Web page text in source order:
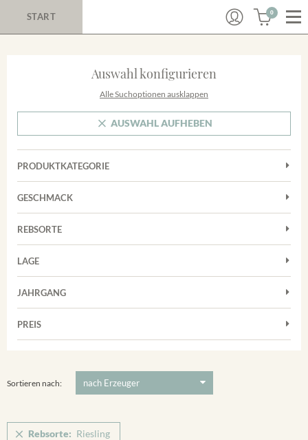
START 0
Auswahl konfigurieren
Alle Suchoptionen ausklappen
AUSWAHL AUFHEBEN
PRODUKTKATEGORIE
Cuvées
Rosé
Sekt
GESCHMACK
Trocken
REBSORTE
Auxerrois
Cuvée
Grauburgunder
Riesling
Silvaner
LAGE
Achkarrer Schlossberg
Merdinger Bühl
Vorderer Winklerberg
JAHRGANG
PREIS
Sortieren nach:
Rebsorte: Riesling